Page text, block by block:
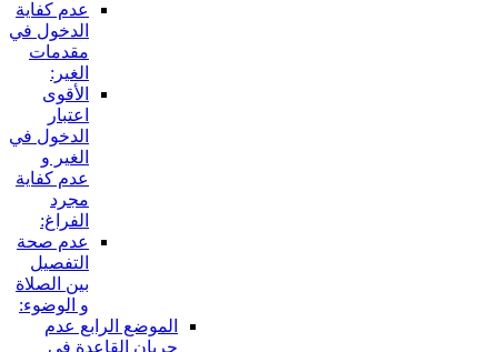
عدم كفاية
الدخول في
مقدمات
الغير:
الأقوى
اعتبار
الدخول في
الغير و
عدم كفاية
مجرد
الفراغ:
عدم صحة
التفصيل
بين الصلاة
و الوضوء:
الموضع الرابع عدم
جريان القاعدة في